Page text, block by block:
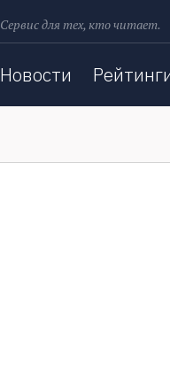
Сервис для тех, кто читает.
Новости